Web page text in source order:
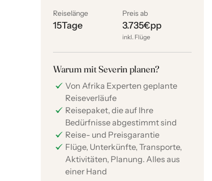
Reiselänge
15Tage
Preis ab
3.735€pp
inkl. Flüge
Warum mit Severin planen?
Von Afrika Experten geplante
Reiseverläufe
Reisepaket, die auf Ihre
Bedürfnisse abgestimmt sind
Reise- und Preisgarantie
Flüge, Unterkünfte, Transporte,
Aktivitäten, Planung. Alles aus
einer Hand